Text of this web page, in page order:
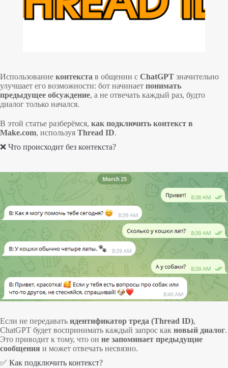
Использование контекста в общении с ChatGPT значительно
улучшает его возможности: бот начинает понимать
предыдущее обсуждение, а не отвечать каждый раз, будто
диалог только начался.
В этой статье разберёмся, как подключить контекст в
Make.com, используя Thread ID.
❌ Что происходит без контекста?
Если не передавать идентификатор треда (Thread ID),
ChatGPT будет воспринимать каждый запрос как новый диалог.
Это приводит к тому, что он не запоминает предыдущие
сообщения и может отвечать несвязно.
✅ Как подключить контекст?